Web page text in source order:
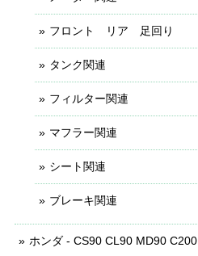
フロント リア 足回り
タンク関連
フィルター関連
マフラー関連
シート関連
ブレーキ関連
ホンダ - CS90 CL90 MD90 C200